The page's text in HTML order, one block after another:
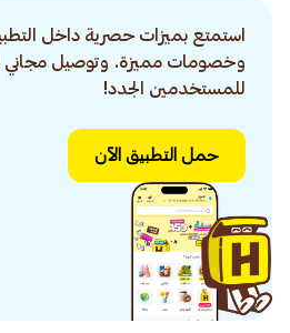
استمتع بميزات حصرية داخل
وخصومات مميزة. وتوصيل مجاني
للمستخدمين الجدد!
حمل التطبيق الآن